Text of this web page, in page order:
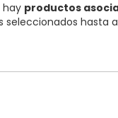
hay productos
seleccionados hasta